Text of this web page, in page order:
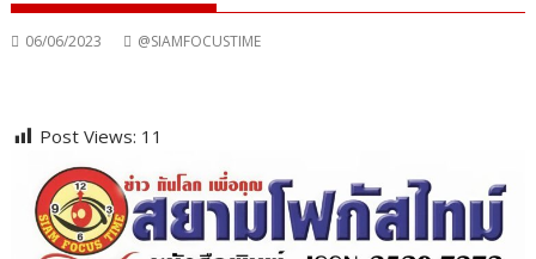
06/06/2023 @SIAMFOCUSTIME
Post Views: 11